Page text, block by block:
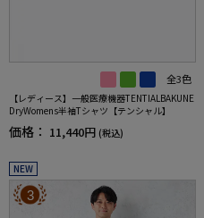
全3色
【レディース】一般医療機器TENTIALBAKUNE
DryWomens半袖Tシャツ【テンシャル】
価格： 11,440円 (税込)
NEW
3